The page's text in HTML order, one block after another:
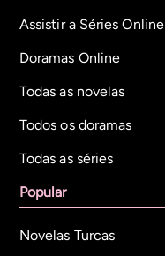
Assistir a Séries Online
Doramas Online
Todas as novelas
Todos os doramas
Todas as séries
Popular
Novelas Turcas